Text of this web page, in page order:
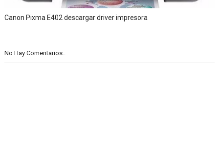
Canon Pixma E402 descargar driver impresora
No Hay Comentarios.: